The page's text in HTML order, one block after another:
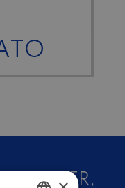
CAMPER,